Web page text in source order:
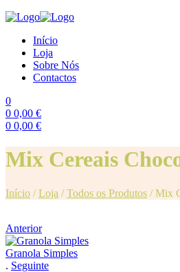
Início
Loja
Sobre Nós
Contactos
0
0 0,00 €
0 0,00 €
Mix Cereais
Início /Loja /Todos os Produtos /Mix
Anterior
Granola Simples
. Seguinte